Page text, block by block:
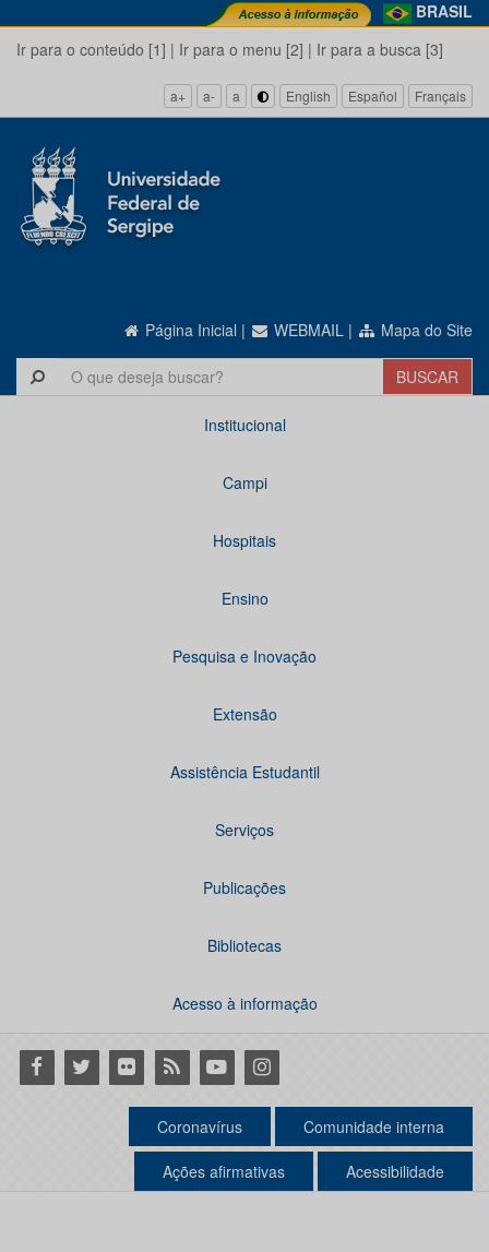
BRASIL
Ir para o conteúdo [1] | Ir para o menu [2] | Ir para a busca [3]
a+ a- a English Español Français
Página Inicial | WEBMAIL | Mapa do Site
Institucional
Campi
Hospitais
Ensino
Pesquisa e Inovação
Extensão
Assistência Estudantil
Serviços
Publicações
Bibliotecas
Acesso à informação
Facebook
Twitter Flickr RSS YoutubeInstagram
Coronavírus Comunidade interna
Ações afirmativas Acessibilidade